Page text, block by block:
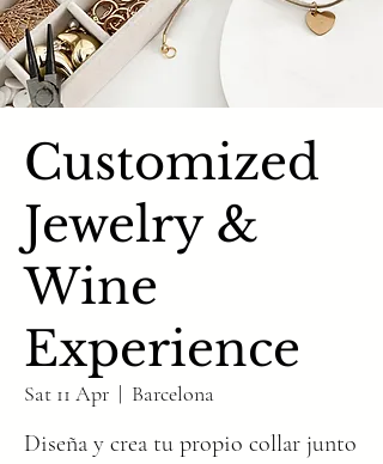
Customized
Jewelry &
Wine
Experience
Sat 11 Apr
  |
Barcelona
Diseña y crea tu propio collar junto